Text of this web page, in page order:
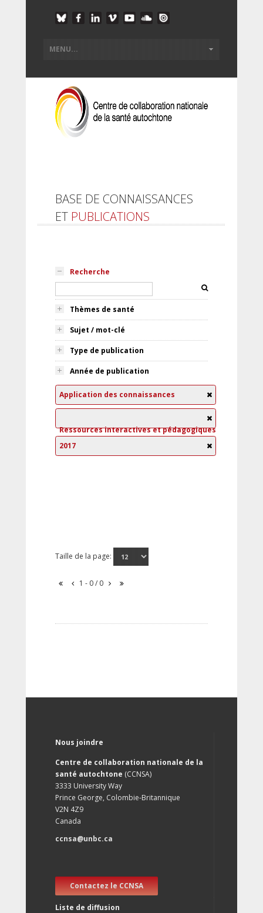
BASE DE CONNAISSANCES
ET PUBLICATIONS
Recherche
Thèmes de santé
Sujet / mot-clé
Type de publication
Année de publication
Application des connaissances
Ressources interactives et pédagogiques
2017
Taille de la page:
1 - 0 / 0
Nous joindre
Centre de collaboration nationale de la
santé autochtone (CCNSA)
3333 University Way
Prince George, Colombie-Britannique
V2N 4Z9
Canada
ccnsa@unbc.ca
Contactez le CCNSA
Liste de diffusion